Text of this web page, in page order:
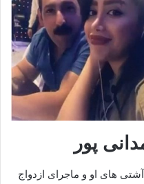
پور
های او و ماجرای ازدواج